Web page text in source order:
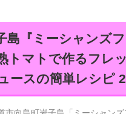
島『ミーシャンズ
トマトで作るフレ
ースの簡単レシピ